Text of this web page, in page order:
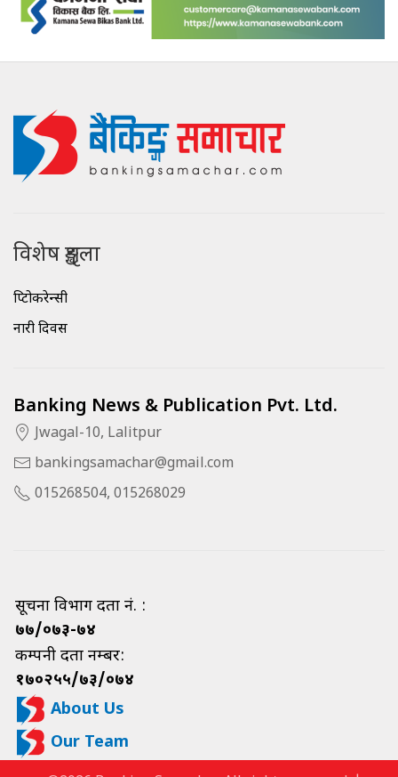
विशेष शृङ्खला
क्रिप्टोकरेन्सी
नारी दिवस
Banking News & Publication Pvt. Ltd.
Jwagal-10, Lalitpur
bankingsamachar@gmail.com
015268504, 015268029
सूचना विभाग दर्ता नं. :
७७/०७३-७४
कम्पनी दर्ता नम्बर:
१७०२५५/७३/०७४
About Us
Our Team